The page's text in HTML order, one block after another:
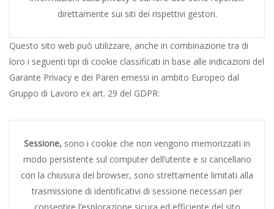
direttamente sui siti dei rispettivi gestori.
Questo sito web può utilizzare, anche in combinazione tra di
loro i seguenti tipi di cookie classificati in base alle indicazioni del
Garante Privacy e dei Pareri emessi in ambito Europeo dal
Gruppo di Lavoro ex art. 29 del GDPR:
Sessione, sono i cookie che non vengono memorizzati in
modo persistente sul computer dell’utente e si cancellano
con la chiusura del browser, sono strettamente limitati alla
trasmissione di identificativi di sessione necessari per